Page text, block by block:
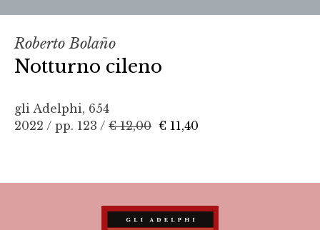
Roberto Bolaño
Notturno cileno
gli Adelphi, 654
2022 / pp. 123 / € 12,00 € 11,40